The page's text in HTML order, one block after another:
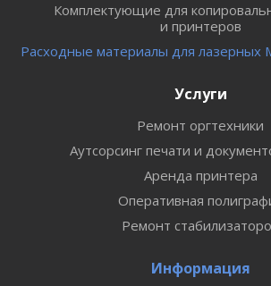
Комплектующие для
и принтеров
Расходные материалы для лазерных
Услуги
Ремонт оргтехники
Аутсорсинг печати и
Аренда принтера
Оперативная
Ремонт
Информация